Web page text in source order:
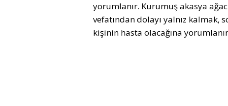
yorumlanır. Kurumuş akasya
vefatından dolayı yalnız
kişinin hasta olacağına